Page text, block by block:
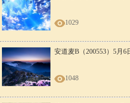
1029
安道麦B（200553）5月6
1048